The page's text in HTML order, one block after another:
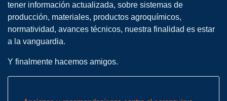
tener información actualizada, sobre sistemas de
producción, materiales, productos agroquímicos,
normatividad, avances técnicos, nuestra finalidad es estar
a la vanguardia.
Y finalmente hacemos amigos.